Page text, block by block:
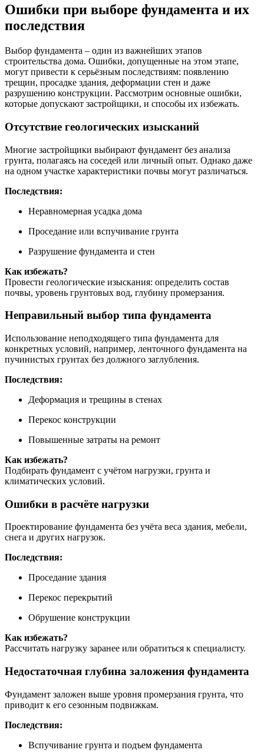
Ошибки при выборе фундамента и их
последствия
Выбор фундамента – один из важнейших этапов
строительства дома. Ошибки, допущенные на этом этапе,
могут привести к серьёзным последствиям: появлению
трещин, просадке здания, деформации стен и даже
разрушению конструкции. Рассмотрим основные ошибки,
которые допускают застройщики, и способы их избежать.
Отсутствие геологических изысканий
Многие застройщики выбирают фундамент без анализа
грунта, полагаясь на соседей или личный опыт. Однако даже
на одном участке характеристики почвы могут различаться.
Последствия:
Неравномерная усадка дома
Проседание или вспучивание грунта
Разрушение фундамента и стен
Как избежать?
Провести геологические изыскания: определить состав
почвы, уровень грунтовых вод, глубину промерзания.
Неправильный выбор типа фундамента
Использование неподходящего типа фундамента для
конкретных условий, например, ленточного фундамента на
пучинистых грунтах без должного заглубления.
Последствия:
Деформация и трещины в стенах
Перекос конструкции
Повышенные затраты на ремонт
Как избежать?
Подбирать фундамент с учётом нагрузки, грунта и
климатических условий.
Ошибки в расчёте нагрузки
Проектирование фундамента без учёта веса здания, мебели,
снега и других нагрузок.
Последствия:
Проседание здания
Перекос перекрытий
Обрушение конструкции
Как избежать?
Рассчитать нагрузку заранее или обратиться к специалисту.
Недостаточная глубина заложения фундамента
Фундамент заложен выше уровня промерзания грунта, что
приводит к его сезонным подвижкам.
Последствия:
Вспучивание грунта и подъем фундамента